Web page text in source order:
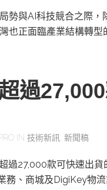
勢與AI科技競合之際
也正面臨產業結構轉
過
IN 技術新訊 新聞稿
過27,000款可快速出
務、商城及DigiKey物